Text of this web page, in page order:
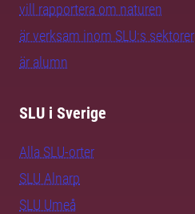
vill rapportera om naturen
är verksam inom SLU:s sektorer
är alumn
SLU i Sverige
Alla SLU-orter
SLU Alnarp
SLU Umeå